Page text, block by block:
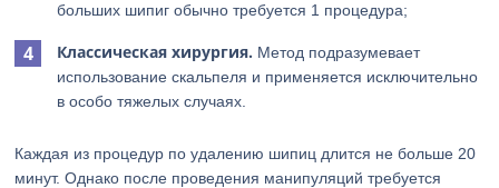
больших шипиг обычно требуется 1 процедура;
Классическая хирургия. Метод подразумевает
использование скальпеля и применяется исключительно
в особо тяжелых случаях.
Каждая из процедур по удалению шипиц длится не больше 20
минут. Однако после проведения манипуляций требуется